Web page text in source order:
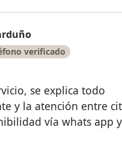
verificado
se explica todo
y la atención entre
vía whats app